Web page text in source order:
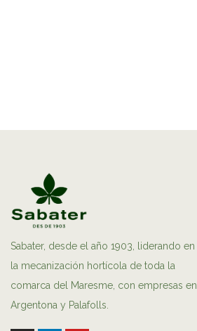
Sabater, desde el año 1903, liderando en
la mecanización hortícola de toda la
comarca del Maresme, con empresas en
Argentona y Palafolls.